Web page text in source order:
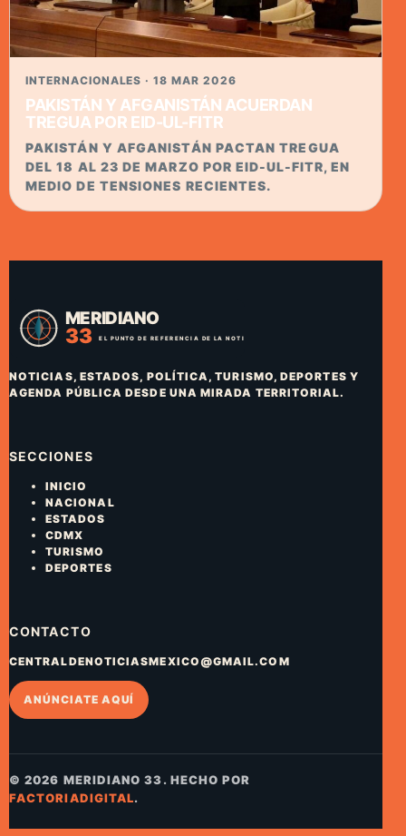
INTERNACIONALES · 18 MAR 2026
PAKISTÁN Y AFGANISTÁN ACUERDAN
TREGUA POR EID-UL-FITR
PAKISTÁN Y AFGANISTÁN PACTAN TREGUA
DEL 18 AL 23 DE MARZO POR EID-UL-FITR, EN
MEDIO DE TENSIONES RECIENTES.
NOTICIAS, ESTADOS, POLÍTICA, TURISMO, DEPORTES Y
AGENDA PÚBLICA DESDE UNA MIRADA TERRITORIAL.
SECCIONES
INICIO
NACIONAL
ESTADOS
CDMX
TURISMO
DEPORTES
CONTACTO
CENTRALDENOTICIASMEXICO@GMAIL.COM
ANÚNCIATE AQUÍ
© 2026 MERIDIANO 33. HECHO POR
FACTORIADIGITAL.